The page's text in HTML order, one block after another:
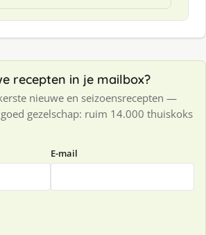
recepten in je mailbox?
nieuwe en seizoensrecepten —
gezelschap: ruim 14.000 thuiskoks
E-mail